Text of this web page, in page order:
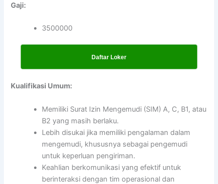
Gaji:
3500000
Daftar Loker
Kualifikasi Umum:
Memiliki Surat Izin Mengemudi (SIM) A, C, B1, atau
B2 yang masih berlaku.
Lebih disukai jika memiliki pengalaman dalam
mengemudi, khususnya sebagai pengemudi
untuk keperluan pengiriman.
Keahlian berkomunikasi yang efektif untuk
berinteraksi dengan tim operasional dan